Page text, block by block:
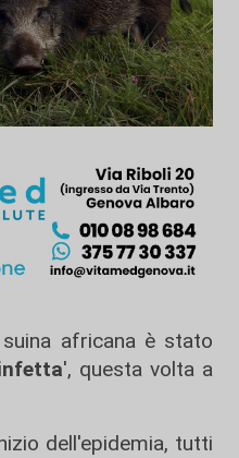
africana è stato
', questa volta a
dell'epidemia, tutti